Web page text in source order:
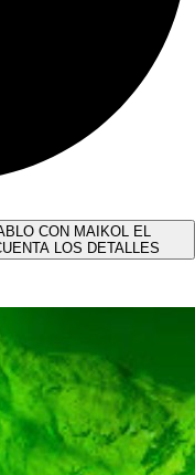
CON MAIKOL EL
LOS DETALLES